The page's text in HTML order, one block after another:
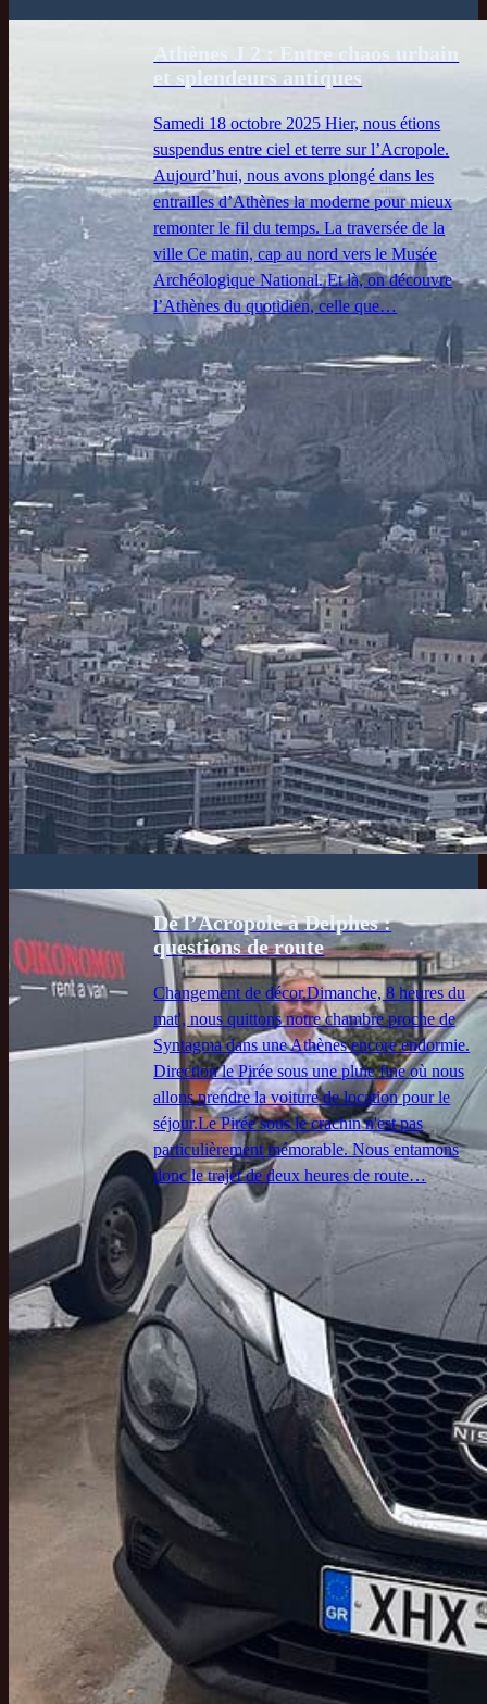
Athènes J 2 : Entre chaos urbain
et splendeurs antiques
Samedi 18 octobre 2025 Hier, nous étions
suspendus entre ciel et terre sur l’Acropole.
Aujourd’hui, nous avons plongé dans les
entrailles d’Athènes la moderne pour mieux
remonter le fil du temps. La traversée de la
ville Ce matin, cap au nord vers le Musée
Archéologique National. Et là, on découvre
l’Athènes du quotidien, celle que…
De l’Acropole à Delphes :
questions de route
Changement de décor.Dimanche, 8 heures du
mat', nous quittons notre chambre proche de
Syntagma dans une Athènes encore endormie.
Direction le Pirée sous une pluie fine où nous
allons prendre la voiture de location pour le
séjour.Le Pirée sous le crachin n'est pas
particulièrement mémorable. Nous entamons
donc le trajet de deux heures de route…